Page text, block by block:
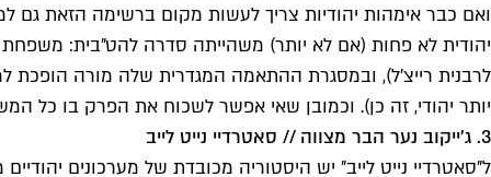
יהודית לא פחות (אם לא יותר) משהייתה סדרה להט"בית:
לרבנית רייצ'ל), ובמסגרת ההתאמה המגדרית שלה מורה הופכת
יותר יהודי, זה כן). וכמובן שאי אפשר לשכוח את הפרק בו כל
3. ג'ייקוב נער הבר מצווה // סאטרדיי נייט לייב